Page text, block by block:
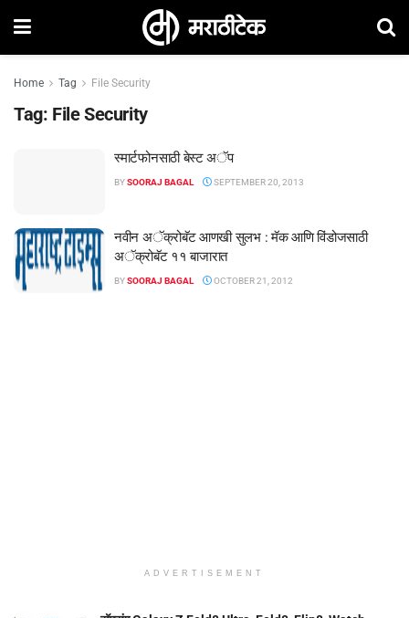
Home Tag File Security
Tag: File Security
स्मार्टफोनसाठी बेस्ट अॅप
BYSOORAJ BAGAL SEPTEMBER 20, 2013
नवीन अॅक्रोबॅट आणखी सुलभ : मॅक आणि विंडोजसाठी
अॅक्रोबॅट ११ बाजारात
BYSOORAJ BAGAL OCTOBER 21, 2012
ADVERTISEMENT